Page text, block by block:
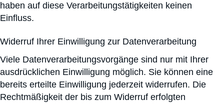
haben auf diese Verarbeitungstätigkeiten keinen
Einfluss.
Widerruf Ihrer Einwilligung zur Datenverarbeitung
Viele Datenverarbeitungsvorgänge sind nur mit Ihrer
ausdrücklichen Einwilligung möglich. Sie können eine
bereits erteilte Einwilligung jederzeit widerrufen. Die
Rechtmäßigkeit der bis zum Widerruf erfolgten